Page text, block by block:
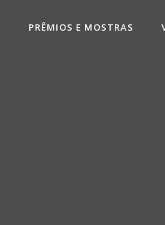
PRÊMIOS E MOSTRAS